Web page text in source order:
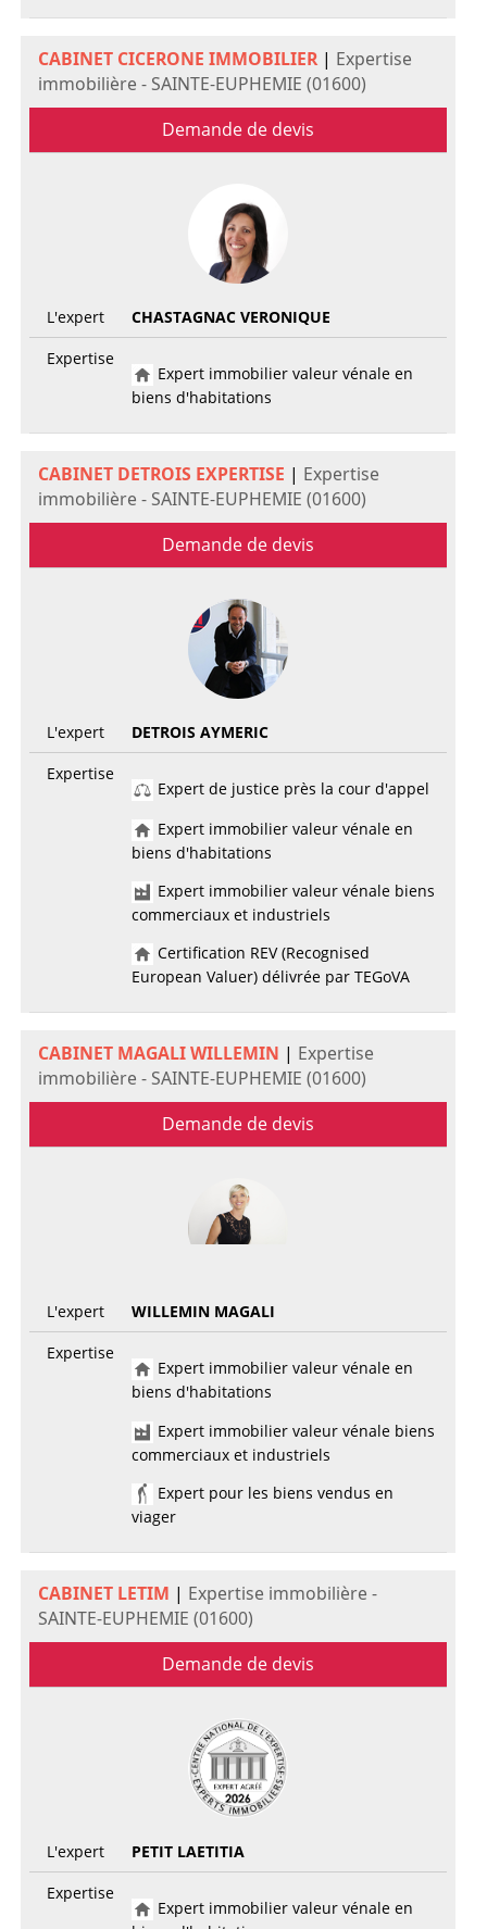
CABINET CICERONE IMMOBILIER| Expertise
immobilière - SAINTE-EUPHEMIE (01600)
Demande de devis
L'expert
CHASTAGNAC VERONIQUE
Expertise
Expert immobilier valeur vénale en
biens d'habitations
CABINET DETROIS EXPERTISE | Expertise
immobilière - SAINTE-EUPHEMIE (01600)
Demande de devis
L'expert
DETROIS AYMERIC
Expertise
Expert de justice près la cour d'appel
Expert immobilier valeur vénale en
biens d'habitations
Expert immobilier valeur vénale biens
commerciaux et industriels
Certification REV (Recognised
European Valuer) délivrée par TEGoVA
CABINET MAGALI WILLEMIN | Expertise
immobilière - SAINTE-EUPHEMIE (01600)
Demande de devis
L'expert
WILLEMIN MAGALI
Expertise
Expert immobilier valeur vénale en
biens d'habitations
Expert immobilier valeur vénale biens
commerciaux et industriels
Expert pour les biens vendus en
viager
CABINET LETIM | Expertise immobilière -
SAINTE-EUPHEMIE (01600)
Demande de devis
L'expert
PETIT LAETITIA
Expertise
Expert immobilier valeur vénale en